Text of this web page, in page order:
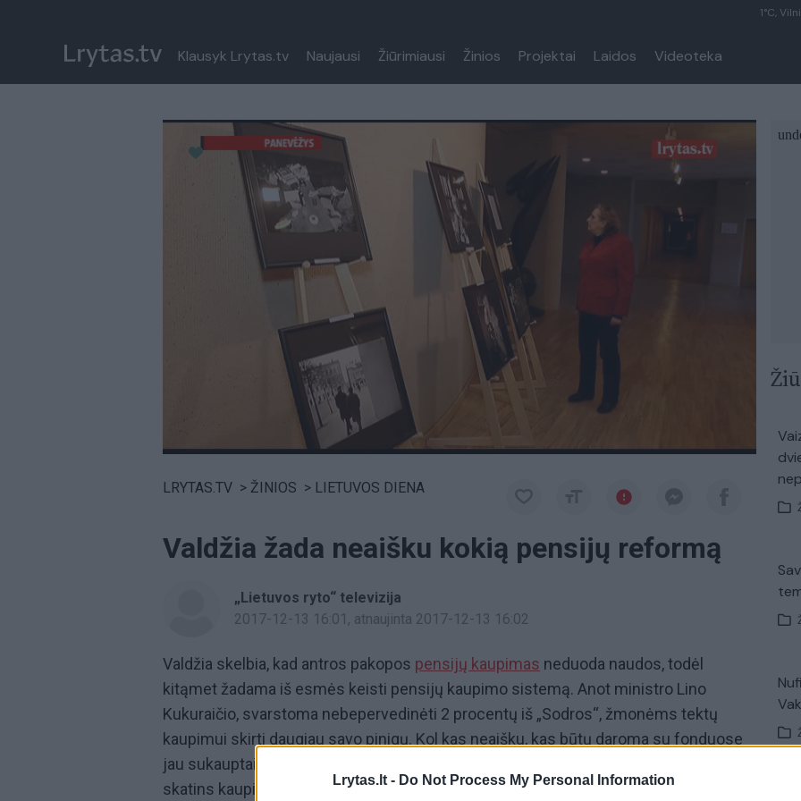
Lrytas.lt - Do Not Process My Personal Information
1°C,
Klausyk Lrytas.tv Naujausi Žiūrimiausi Žinios Projektai Laidos Videoteka
Paremkite Ukrainą
LRYTAS.TV > ŽINIOS > LIETUVOS DIENA
Valdžia žada neaišku kokią pensijų reformą
„Lietuvos ryto“ televizija
2017-12-13 16:01 , atnaujinta 2017-12-13 16:02
Valdžia skelbia, kad antros pakopos pensijų kaupimas neduoda naudos, todėl
kitąmet žadama iš esmės keisti pensijų kaupimo sistemą. Anot ministro Lino
Kukuraičio, svarstoma nebepervedinėti 2 procentų iš „Sodros“, žmonėms tektų
kaupimui skirti daugiau savo pinigų. Kol kas neaišku, kas būtų daroma su fonduose
jau sukauptais pinigais. Premjeras
skatins kaupiančius papildomai, bet detalės neatskleidžiamos.